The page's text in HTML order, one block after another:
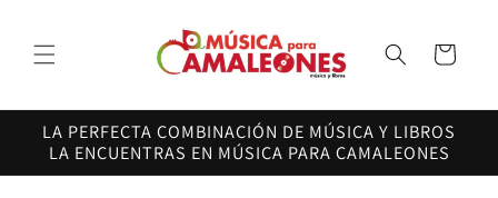
al contenido
Carrito
LA PERFECTA COMBINACIÓN DE MÚSICA Y LIBROS
LA ENCUENTRAS EN MÚSICA PARA CAMALEONES